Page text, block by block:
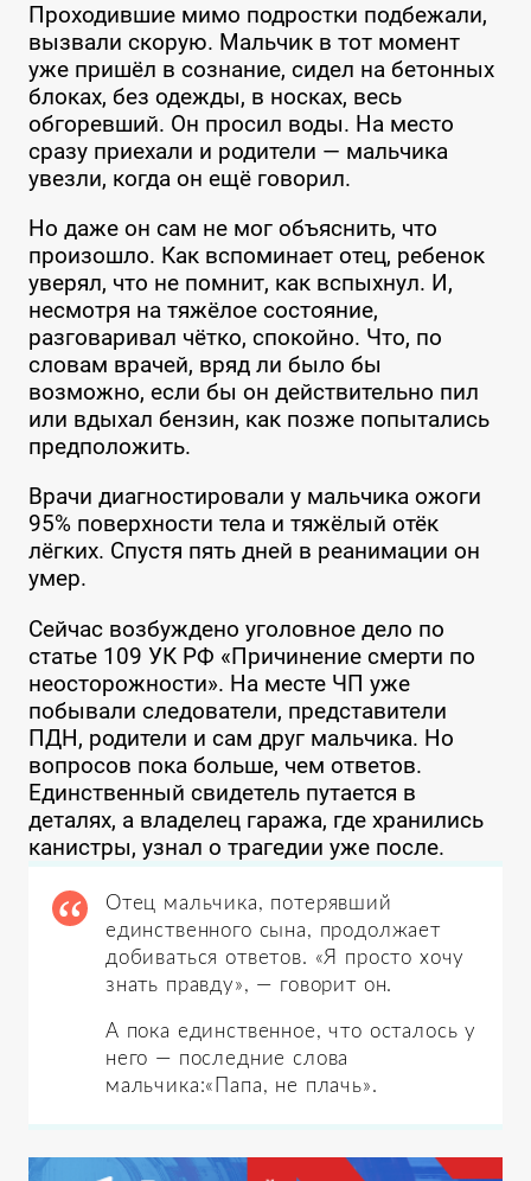
Проходившие мимо подростки подбежали,
вызвали скорую. Мальчик в тот момент
уже пришёл в сознание, сидел на бетонных
блоках, без одежды, в носках, весь
обгоревший. Он просил воды. На место
сразу приехали и родители — мальчика
увезли, когда он ещё говорил.
Но даже он сам не мог объяснить, что
произошло. Как вспоминает отец, ребенок
уверял, что не помнит, как вспыхнул. И,
несмотря на тяжёлое состояние,
разговаривал чётко, спокойно. Что, по
словам врачей, вряд ли было бы
возможно, если бы он действительно пил
или вдыхал бензин, как позже попытались
предположить.
Врачи диагностировали у мальчика ожоги
95% поверхности тела и тяжёлый отёк
лёгких. Спустя пять дней в реанимации он
умер.
Сейчас возбуждено уголовное дело по
статье 109 УК РФ «Причинение смерти по
неосторожности». На месте ЧП уже
побывали следователи, представители
ПДН, родители и сам друг мальчика. Но
вопросов пока больше, чем ответов.
Единственный свидетель путается в
деталях, а владелец гаража, где хранились
канистры, узнал о трагедии уже после.
Отец мальчика, потерявший
единственного сына, продолжает
добиваться ответов. «Я просто хочу
знать правду», — говорит он.
А пока единственное, что осталось у
него — последние слова
мальчика:«Папа, не плачь».